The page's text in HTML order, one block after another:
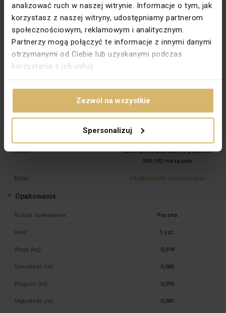
analizować ruch w naszej witrynie. Informacje o tym, jak
korzystasz z naszej witryny, udostępniamy partnerom
społecznościowym, reklamowym i analitycznym.
Partnerzy mogą połączyć te informacje z innymi danymi
otrzymanymi od Ciebie lub uzyskanymi podczas
korzystania z ich usług.
Zezwól na wszystkie
Spersonalizuj
PKWIU 27.33.14.0
Pozostałe dane techniczne
Wykończenie powierzchni
Dane producenta
Adres
08013 Barcelona Calle Diputación
390-392 Hiszpania
Email info@kontakt-simon.com.pl
Opakowanie
Rodzaj opakowania Paczka
Ilość 1 szt.
Waga (kg) 0,018
Szerokość (m) 0,082
Długość (m) 0,090
Głębokość (m) 0,081